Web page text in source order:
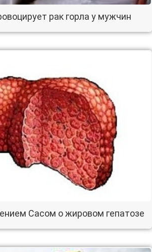
рак горла у мужчин
Сасом о жировом гепатозе